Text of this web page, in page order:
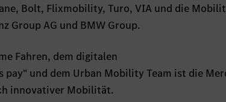
Bolt, Flixmobility, Turo, VIA und die
Group AG und BMW Group.
Fahren, dem digitalen
und dem Urban Mobility Team ist die
innovativer Mobilität.